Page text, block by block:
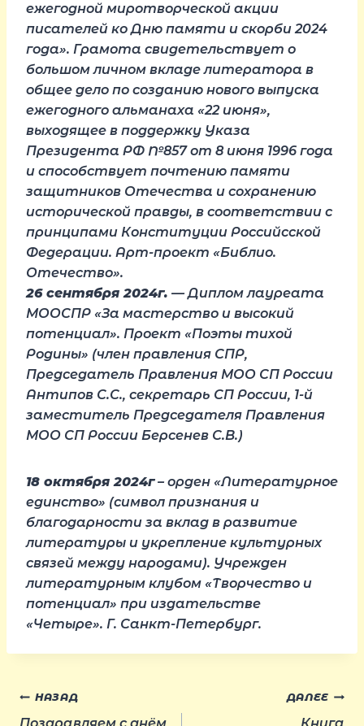
ежегодной миротворческой акции
писателей ко Дню памяти и скорби 2024
года». Грамота свидетельствует о
большом личном вкладе литератора в
общее дело по созданию нового выпуска
ежегодного альманаха «22 июня»,
выходящее в поддержку Указа
Президента РФ №857 от 8 июня 1996 года
и способствует почтению памяти
защитников Отечества и сохранению
исторической правды, в соответствии с
принципами Конституции Российсской
Федерации. Арт-проект «Библио.
Отечество».
26 сентября 2024г. — Диплом лауреата
МООСПР «За мастерство и высокий
потенциал». Проект «Поэты тихой
Родины» (член правления СПР,
Председатель Правления МОО СП России
Антипов С.С., секретарь СП России, 1-й
заместитель Председателя Правления
МОО СП России Берсенев С.В.)
18 октября 2024г– орден «Литературное
единство» (символ признания и
благодарности за вклад в развитие
литературы и укрепление культурных
связей между народами). Учрежден
литературным клубом «Творчество и
потенциал» при издательстве
«Четыре». Г. Санкт-Петербург.
Навигация
НАЗАД ДАЛЕЕ